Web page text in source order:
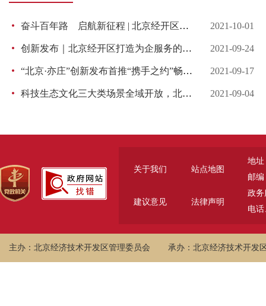
奋斗百年路 启航新征程 | 北京经开区推深做实“我为群众办实事”，200余项实事办到百姓心坎上 2021-10-01
创新发布｜北京经开区打造为企服务的宜业温馨之港 2021-09-24
“北京·亦庄”创新发布首推“携手之约”畅通产业链合作链，政府出手为企业引商机 2021-09-17
科技生态文化三大类场景全域开放，北京经开区高质量建设场景新城 2021-09-04
关于我们 站点地图
建议意见 法律声明
地址
邮编
政务
电话
主办：北京经济技术开发区管理委员会 承办：北京经济技术开发